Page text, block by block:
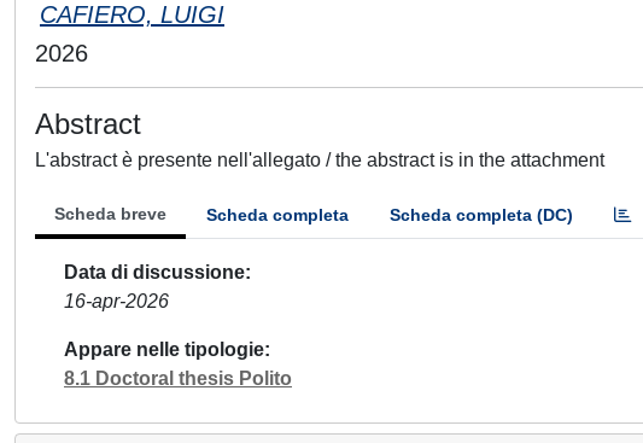
CAFIERO, LUIGI
2026
Abstract
L'abstract è presente nell'allegato / the abstract is in the attachment
Scheda breve Scheda completa Scheda completa (DC)
Data di discussione
16-apr-2026
Appare nelle tipologie
8.1 Doctoral thesis Polito